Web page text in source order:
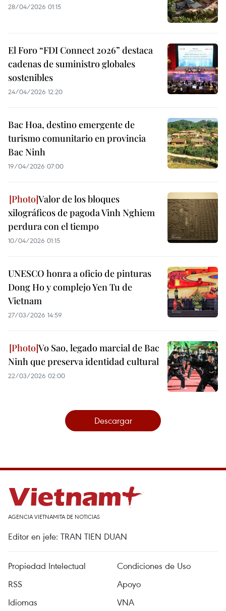
28/04/2026 01:15
El Foro “FDI Connect 2026” destaca
cadenas de suministro globales
sostenibles
24/04/2026 12:20
Bac Hoa, destino emergente de
turismo comunitario en provincia
Bac Ninh
19/04/2026 07:00
Valor de los bloques
xilográficos de pagoda Vinh Nghiem
perdura con el tiempo
10/04/2026 01:15
UNESCO honra a oficio de pinturas
Dong Ho y complejo Yen Tu de
Vietnam
27/03/2026 14:59
Vo Sao, legado marcial de Bac
Ninh que preserva identidad cultural
22/03/2026 02:00
Descargar
AGENCIA VIETNAMITA DE NOTICIAS
Editor en jefe: TRAN TIEN DUAN
Propiedad Intelectual
Condiciones de Uso
RSS
Apoyo
Idiomas
VNA